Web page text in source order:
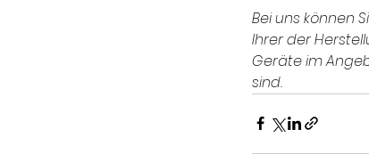
Bei uns können
Ihrer der
Geräte im
sind.